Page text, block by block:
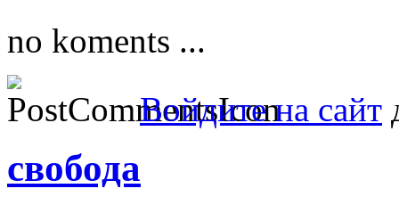
no koments ...
Войдите на сайт
свобода